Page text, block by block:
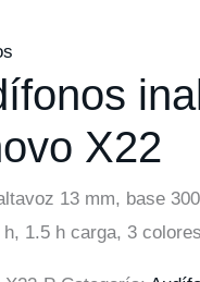
X22
13 mm, base
h, 1.5 h carga, 3